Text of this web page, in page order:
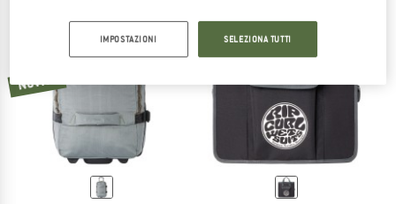
Novità
IMPOSTAZIONI SELEZIONA TUTTI